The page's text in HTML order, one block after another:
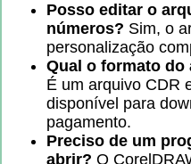
Posso editar o
números? Sim, o
personalização
Qual o formato do
É um arquivo CDR
disponível para
pagamento.
Preciso de um
abrir? O